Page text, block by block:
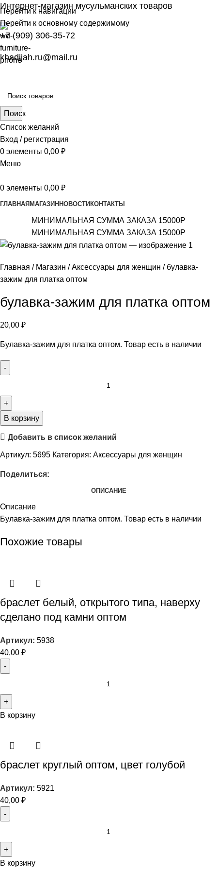
Перейти к навигации
Перейти к основному содержимому
Интернет-магазин мусульманских товаров
+7 (909) 306-35-72
khadijah.ru@mail.ru
Поиск
Список желаний
Вход / регистрация
0 элементы 0,00 ₽
Меню
0 элементы 0,00 ₽
ГЛАВНАЯ МАГАЗИН НОВОСТИ КОНТАКТЫ
МИНИМАЛЬНАЯ СУММА ЗАКАЗА 15000Р
МИНИМАЛЬНАЯ СУММА ЗАКАЗА 15000Р
Главная Магазин Аксессуары для женщин
булавка-
зажим для платка оптом
булавка-зажим для платка оптом
20,00 ₽
Булавка-зажим для платка оптом. Товар есть в наличии
В корзину
Добавить в список желаний
Артикул: 5695 Категория: Аксессуары для женщин
Поделиться:
ОПИСАНИЕ
Описание
Булавка-зажим для платка оптом. Товар есть в наличии
Похожие товары
браслет белый, открытого типа, наверху
сделано под камни оптом
Артикул: 5938
40,00 ₽
В корзину
браслет круглый оптом, цвет голубой
Артикул: 5921
40,00 ₽
В корзину